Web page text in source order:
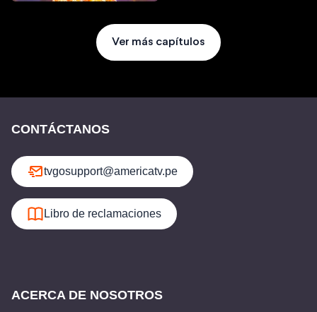
Ver más capítulos
CONTÁCTANOS
tvgosupport@americatv.pe
Libro de reclamaciones
ACERCA DE NOSOTROS